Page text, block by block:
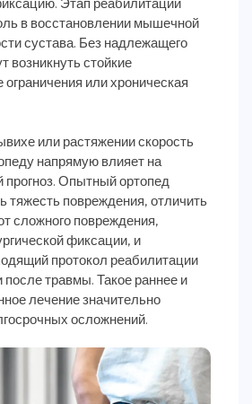
в восстановлении мышечной
сустава. Без надлежащего
возникнуть стойкие
или хроническая
или растяжении скорость
напрямую влияет на
Опытный ортопед
тяжесть повреждения, отличить
сложного повреждения,
фиксации, и
протокол реабилитации
травмы. Такое раннее и
лечение значительно
осложнений.